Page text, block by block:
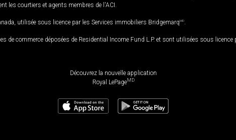
les courtiers et agents membres de l'ACI.
utilisée sous licence par les Services immobiliers BridgemarqMD
de commerce déposées de Residential Income Fund L.P. et sont utilisées sous
Découvrez la nouvelle application
Royal LePageMD